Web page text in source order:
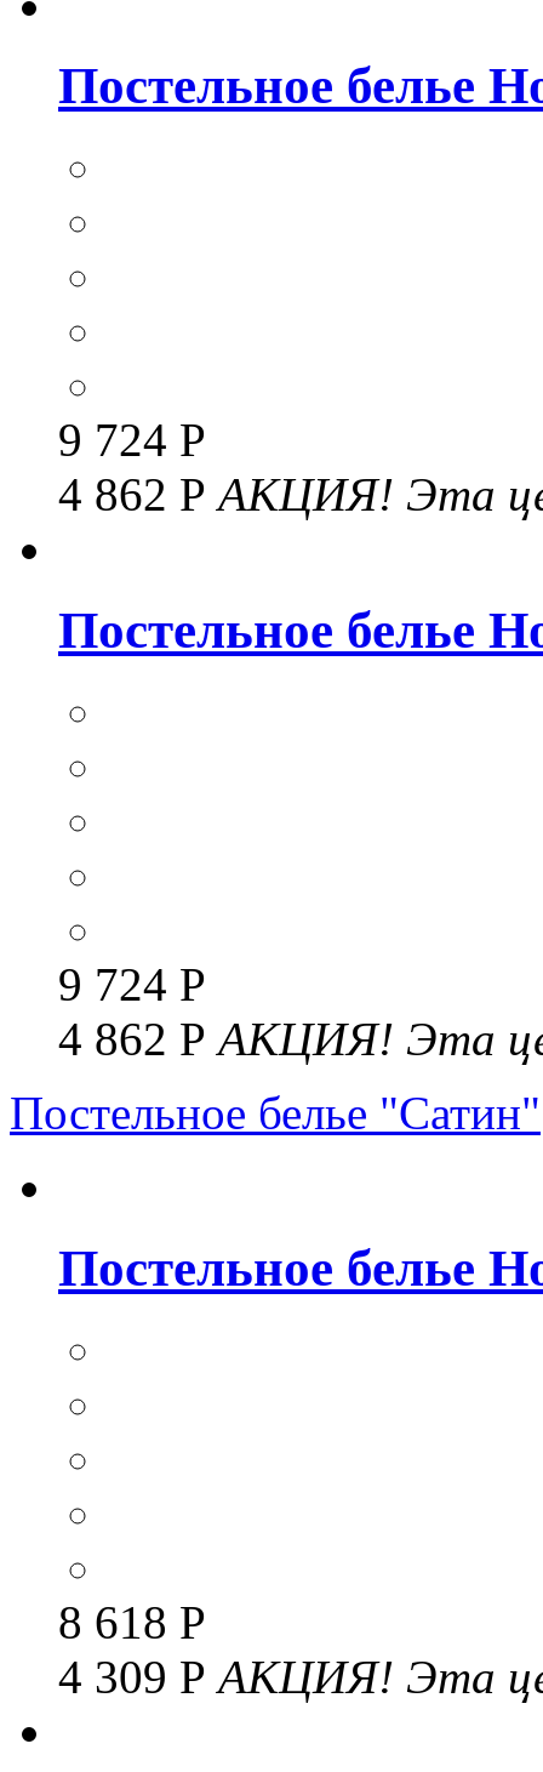
Постельное белье
9 724 Р
4 862 РАКЦИЯ! Эта
Постельное белье
9 724 Р
4 862 РАКЦИЯ! Эта
Постельное белье "Сатин"
Постельное белье
8 618 Р
4 309 РАКЦИЯ! Эта